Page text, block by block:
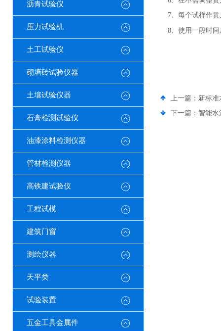
沥青试验仪
压力试验机
土工试验仪
砌墙砖试验仪器
土壤试验仪器
石膏检测试验仪
油漆涂料检测仪器
管材检测仪器
高铁建试验仪
工程试模
建筑门窗
测绘仪器
天平类
试验装置
五金工具金属件
7、每个试样作
8、使用一段时
上一篇： 新标准
下一篇： 智能水